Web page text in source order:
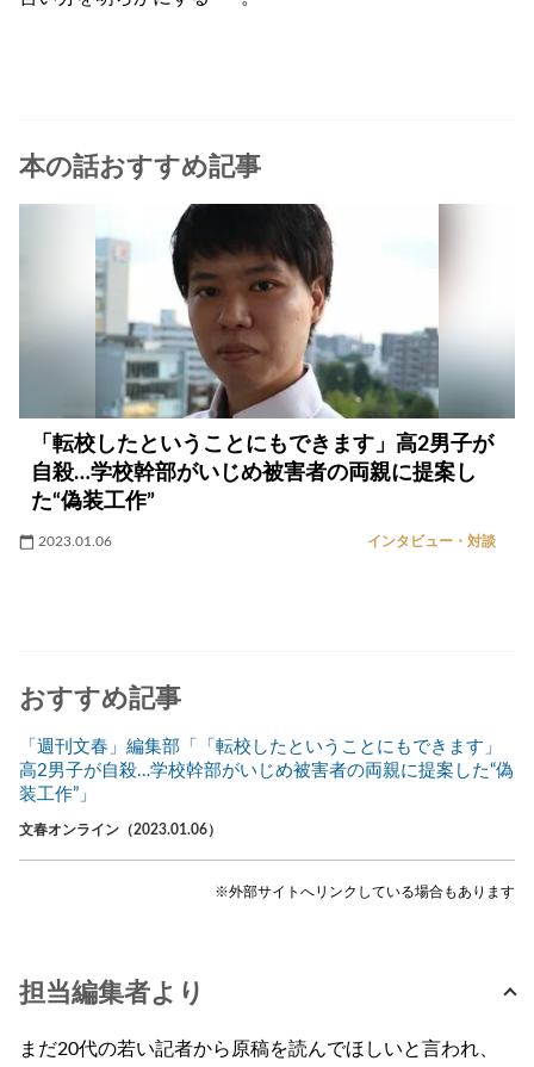
本の話おすすめ記事
「転校したということにもできます」高2男子が
自殺…学校幹部がいじめ被害者の両親に提案し
た“偽装工作”
2023.01.06 インタビュー・対談
おすすめ記事
「週刊文春」編集部「「転校したということにもできます」
高2男子が自殺…学校幹部がいじめ被害者の両親に提案した“偽
装工作”」
文春オンライン（2023.01.06）
※外部サイトへリンクしている場合もあります
担当編集者より
まだ20代の若い記者から原稿を読んでほしいと言われ、